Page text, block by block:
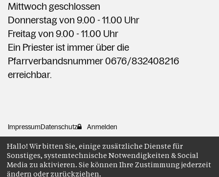
Mittwoch geschlossen
Donnerstag von 9.00 - 11.00 Uhr
Freitag von 9.00 - 11.00 Uhr
Ein Priester ist immer über die
Pfarrverbandsnummer 0676/832408216
erreichbar.
ImpressumDatenschutz Anmelden
Hallo! Wir bitten Sie, einige zusätzliche Dienste für
Sonstiges, systemtechnische Notwendigkeiten & Social
Media zu aktivieren. Sie können Ihre Zustimmung jederzeit
ändern oder zurückziehen.